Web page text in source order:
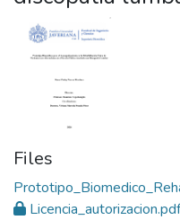
Files
Licencia_autorizacion.pdf